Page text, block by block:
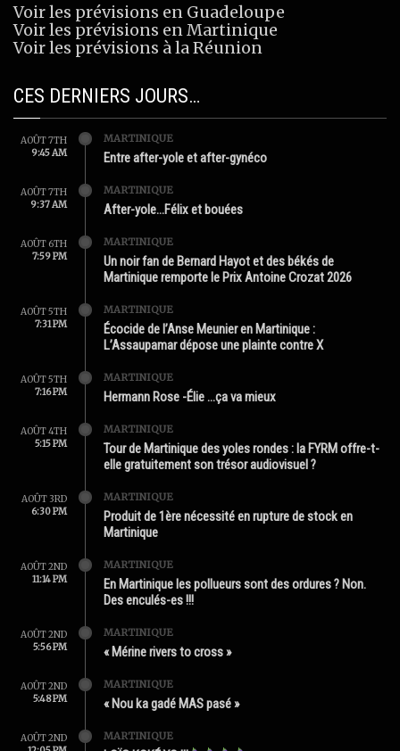
Voir les prévisions en Guadeloupe
Voir les prévisions en Martinique
Voir les prévisions à la Réunion
CES DERNIERS JOURS…
AOÛT 7TH
9:45 AM
MARTINIQUE
Entre after-yole et after-gynéco
AOÛT 7TH
9:37 AM
MARTINIQUE
After-yole…Félix et bouées
AOÛT 6TH
7:59 PM
MARTINIQUE
Un noir fan de Bernard Hayot et des békés de
Martinique remporte le Prix Antoine Crozat 2026
AOÛT 5TH
7:31 PM
MARTINIQUE
Écocide de l’Anse Meunier en Martinique :
L’Assaupamar dépose une plainte contre X
AOÛT 5TH
7:16 PM
MARTINIQUE
Hermann Rose -Élie …ça va mieux
AOÛT 4TH
5:15 PM
MARTINIQUE
Tour de Martinique des yoles rondes : la FYRM offre-t-
elle gratuitement son trésor audiovisuel ?
AOÛT 3RD
6:30 PM
MARTINIQUE
Produit de 1ère nécessité en rupture de stock en
Martinique
AOÛT 2ND
11:14 PM
MARTINIQUE
En Martinique les pollueurs sont des ordures ? Non.
Des enculés-es !!!
AOÛT 2ND
5:56 PM
MARTINIQUE
« Mérine rivers to cross »
AOÛT 2ND
5:48 PM
MARTINIQUE
« Nou ka gadé MAS pasé »
AOÛT 2ND
MARTINIQUE